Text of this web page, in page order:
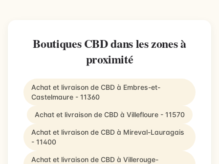
Boutiques CBD dans les zones à
proximité
Achat et livraison de CBD à Embres-et-
Castelmaure - 11360
Achat et livraison de CBD à Villefloure - 11570
Achat et livraison de CBD à Mireval-Lauragais
- 11400
Achat et livraison de CBD à Villerouge-